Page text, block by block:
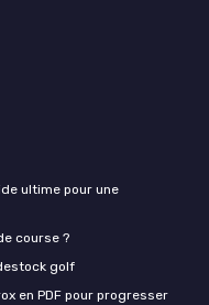
ultime pour une
course ?
golf
en PDF pour progresser